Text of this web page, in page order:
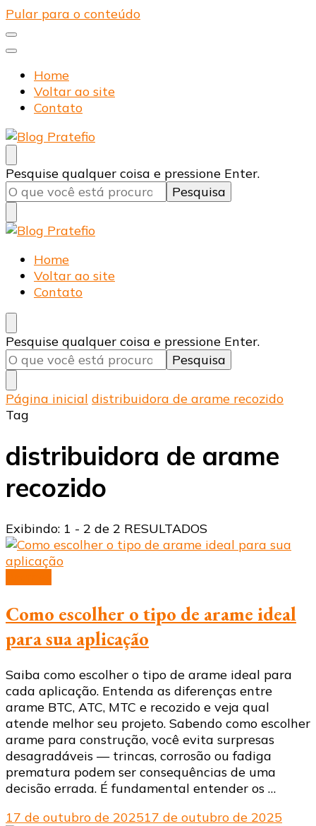
Pular para o conteúdo
Home
Voltar ao site
Contato
Blog Pratefio
Arames e Telas de Qualidade
Procurando
algo?
Pesquise qualquer coisa e pressione Enter.
Blog Pratefio
Arames e Telas de Qualidade
Home
Voltar ao site
Contato
Procurando
algo?
Pesquise qualquer coisa e pressione Enter.
Página inicial distribuidora de arame recozido
Tag
distribuidora de arame
recozido
Exibindo: 1 - 2 de 2 RESULTADOS
Como escolher o tipo de arame ideal
para sua aplicação
Saiba como escolher o tipo de arame ideal para
cada aplicação. Entenda as diferenças entre
arame BTC, ATC, MTC e recozido e veja qual
atende melhor seu projeto. Sabendo como escolher
arame para construção, você evita surpresas
desagradáveis — trincas, corrosão ou fadiga
prematura podem ser consequências de uma
decisão errada. É fundamental entender os …
17 de outubro de 202517 de outubro de 2025